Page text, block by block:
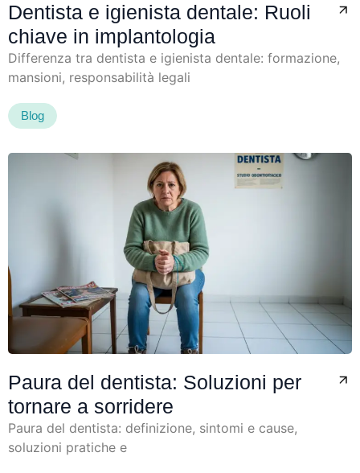
Dentista e igienista dentale: Ruoli
chiave in implantologia
Differenza tra dentista e igienista dentale: formazione,
mansioni, responsabilità legali
Blog
Paura del dentista: Soluzioni per
tornare a sorridere
Paura del dentista: definizione, sintomi e cause,
soluzioni pratiche e